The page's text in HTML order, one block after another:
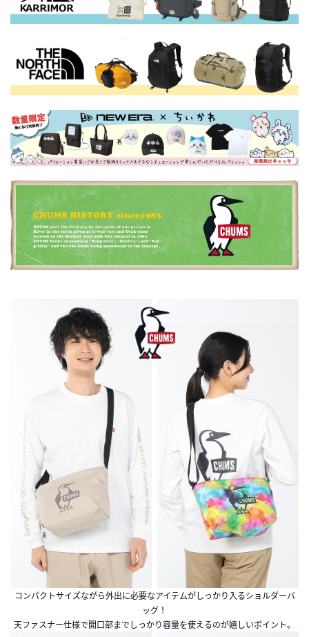
コンパクトサイズながら外出に必要なアイテムがしっかり入るショルダーバ
ッグ！
天ファスナー仕様で開口部までしっかり容量を使えるのが嬉しいポイント。